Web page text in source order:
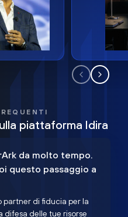
piattaforma Idira
da molto tempo.
questo passaggio a
partner di fiducia per la
difesa delle tue risorse